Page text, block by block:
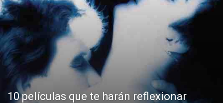
10 películas que te harán reflexionar